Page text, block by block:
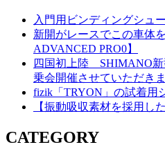
入門用ビンディングシュ
新開がレースでこの車体
ADVANCED PRO0】
四国初上陸 SHIMANO
乗会開催させていただきま
fizik「TRYON」の試着用
【振動吸収素材を採用し
CATEGORY